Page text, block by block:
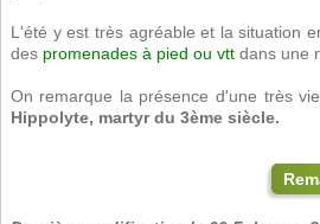
L'été y est très agréable et la situation
des promenades à pied ou vtt dans une
On remarque la présence d'une très
Hippolyte, martyr du 3ème siècle.